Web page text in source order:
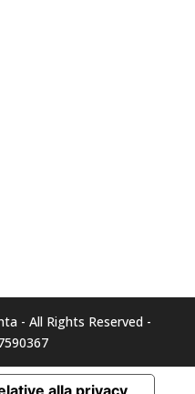
- All Rights Reserved -